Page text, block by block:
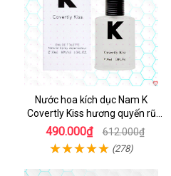
Nước hoa kích dục Nam K
Covertly Kiss hương quyến rũ
nhập khẩu chính hãng
490.000₫ 612.000₫
(278)